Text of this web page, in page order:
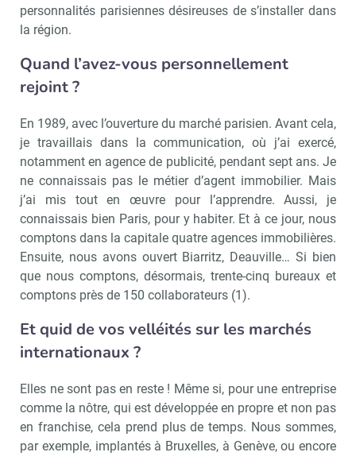
personnalités parisiennes désireuses de s’installer dans
la région.
Quand l’avez-vous personnellement
rejoint ?
En 1989, avec l’ouverture du marché parisien. Avant cela,
je travaillais dans la communication, où j’ai exercé,
notamment en agence de publicité, pendant sept ans. Je
ne connaissais pas le métier d’agent immobilier. Mais
j’ai mis tout en œuvre pour l’apprendre. Aussi, je
connaissais bien Paris, pour y habiter. Et à ce jour, nous
comptons dans la capitale quatre agences immobilières.
Ensuite, nous avons ouvert Biarritz, Deauville… Si bien
que nous comptons, désormais, trente-cinq bureaux et
comptons près de 150 collaborateurs (1).
Et quid de vos velléités sur les marchés
internationaux ?
Elles ne sont pas en reste ! Même si, pour une entreprise
comme la nôtre, qui est développée en propre et non pas
en franchise, cela prend plus de temps. Nous sommes,
par exemple, implantés à Bruxelles, à Genève, ou encore